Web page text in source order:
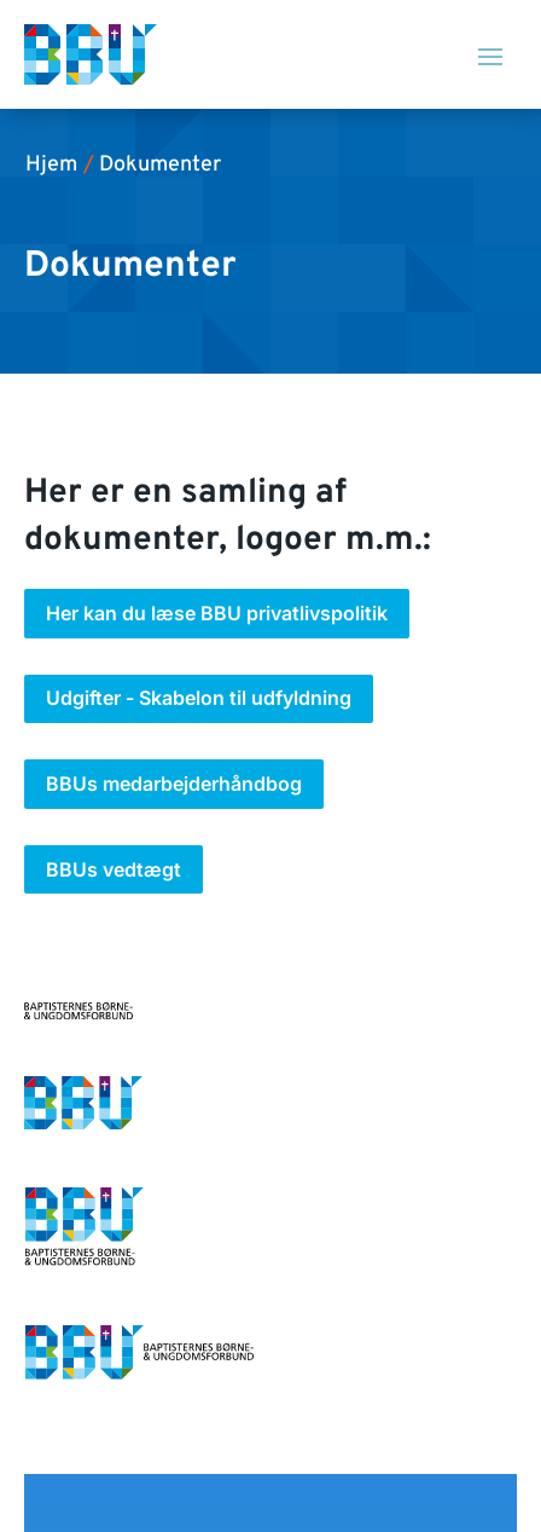
Hjem / Dokumenter
Dokumenter
Her er en samling af
dokumenter, logoer m.m.:
Her kan du læse BBU privatlivspolitik
Udgifter - Skabelon til udfyldning
BBUs medarbejderhåndbog
BBUs vedtægt